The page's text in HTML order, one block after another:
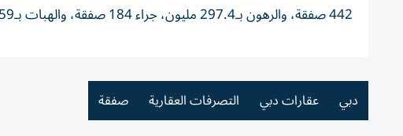
442 صفقة، والرهون بـ297.4 مليون، جراء 184 صفقة، والهبات بـ59 مليوناً جراء 19 صفقة.
دبي عقارات دبي التصرفات العقارية صفقة